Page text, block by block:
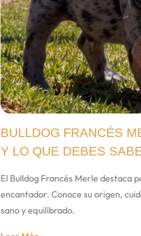
BULLDOG FRANCÉS
Y LO QUE DEBES
El Bulldog Francés Merle destaca
encantador. Conoce su origen,
sano y equilibrado.